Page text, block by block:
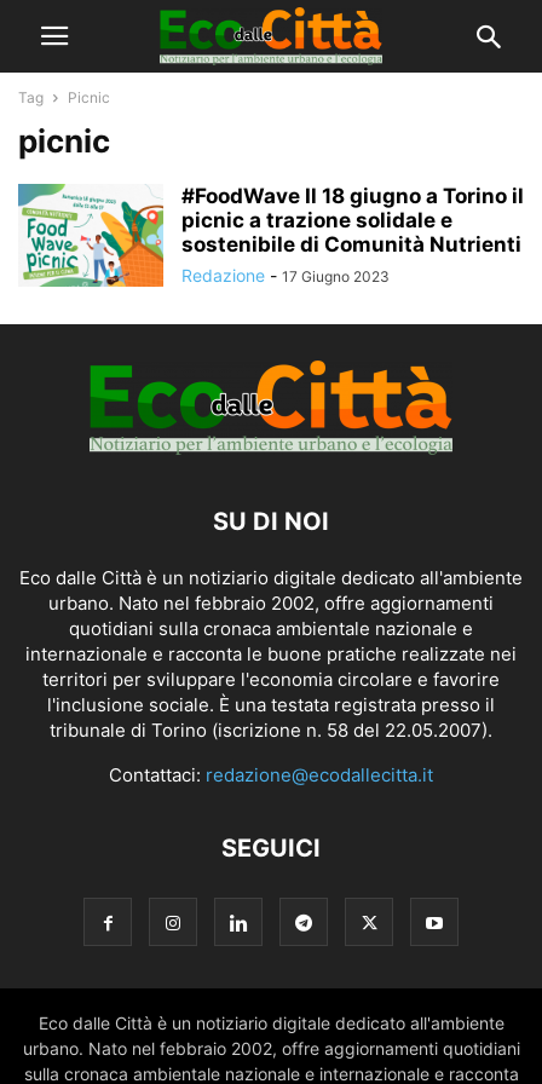
Tag Picnic
picnic
#FoodWave Il 18 giugno a Torino il
picnic a trazione solidale e
sostenibile di Comunità Nutrienti
Redazione - 17 Giugno 2023
SU DI NOI
Eco dalle Città è un notiziario digitale dedicato all'ambiente
urbano. Nato nel febbraio 2002, offre aggiornamenti
quotidiani sulla cronaca ambientale nazionale e
internazionale e racconta le buone pratiche realizzate nei
territori per sviluppare l'economia circolare e favorire
l'inclusione sociale. È una testata registrata presso il
tribunale di Torino (iscrizione n. 58 del 22.05.2007).
Contattaci: redazione@ecodallecitta.it
SEGUICI
Eco dalle Città è un notiziario digitale dedicato all'ambiente
urbano. Nato nel febbraio 2002, offre aggiornamenti quotidiani
sulla cronaca ambientale nazionale e internazionale e racconta